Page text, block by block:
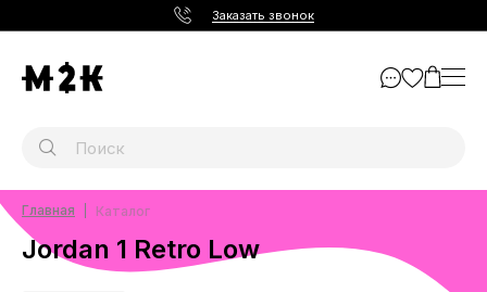
Заказать звонок
Главная Каталог
Jordan 1 Retro Low